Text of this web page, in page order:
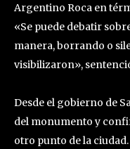
Argentino Roca en
«Se puede debatir
manera, borrando o
visibilizaron»,
Desde el gobierno de
del monumento y
otro punto de la